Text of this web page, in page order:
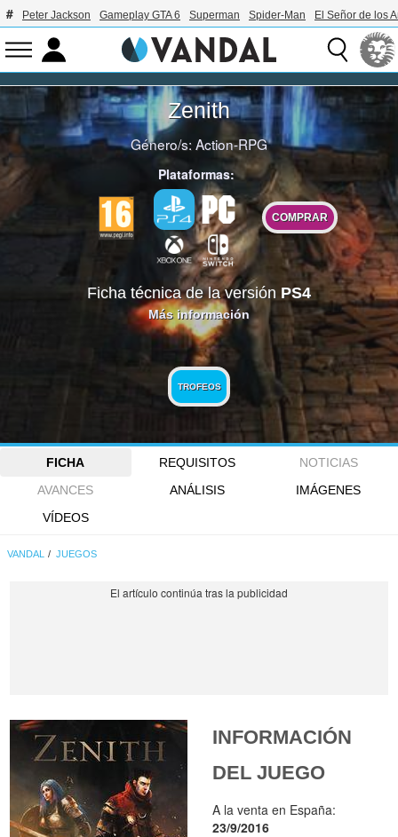
Peter Jackson Gameplay GTA 6 Superman Spider-Man El Señor de los
Zenith
Género/s:Action-RPG
Plataformas:
COMPRAR
Ficha técnica de la versión PS4
Más información
TROFEOS
FICHA REQUISITOS
NOTICIAS
AVANCES
ANÁLISIS
IMÁGENES
VÍDEOS
VANDAL JUEGOS
INFORMACIÓN
DEL JUEGO
A la venta en España:
23/9/2016